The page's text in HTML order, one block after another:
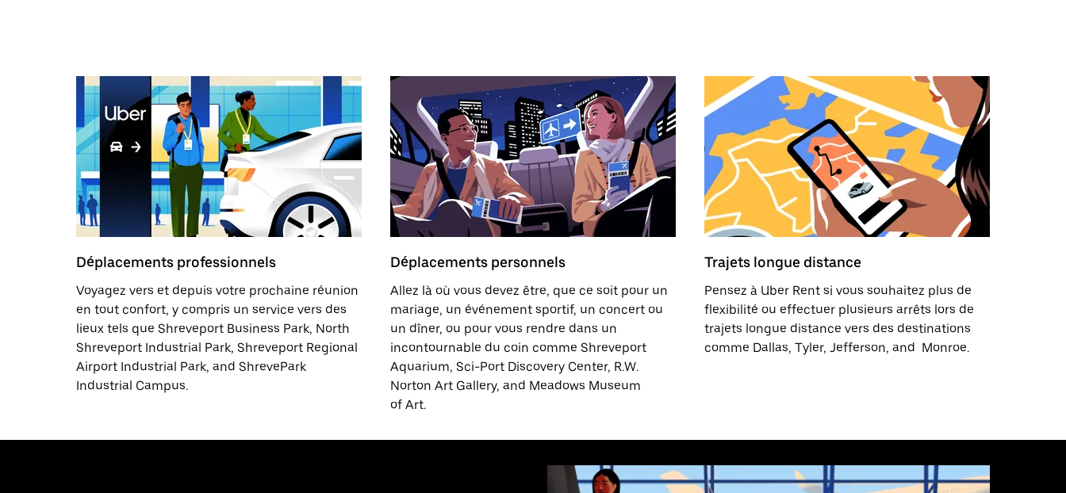
sélectionner
une
date.
Appuyez
sur
touche
Échap
pour
fermer
le
Déplacements professionnels
Voyagez vers et depuis votre prochaine réunion
en tout confort, y compris un service vers des
lieux tels que Shreveport Business Park, North
Shreveport Industrial Park, Shreveport Regional
Airport Industrial Park, and ShrevePark
Industrial Campus.
Déplacements personnels
Allez là où vous devez être, que ce soit pour un
mariage, un événement sportif, un concert ou
un dîner, ou pour vous rendre dans un
incontournable du coin comme Shreveport
Aquarium, Sci-Port Discovery Center, R.W.
Norton Art Gallery, and Meadows Museum
of Art.
Trajets longue distance
Pensez à Uber Rent si vous souhaitez plus de
flexibilité ou effectuer plusieurs arrêts lors de
trajets longue distance vers des destinations
comme Dallas, Tyler, Jefferson, and Monroe.